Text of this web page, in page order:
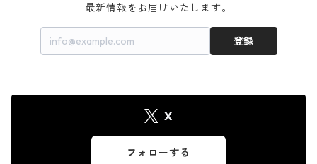
最新情報をお届けいたします。
登録
X
フォローする